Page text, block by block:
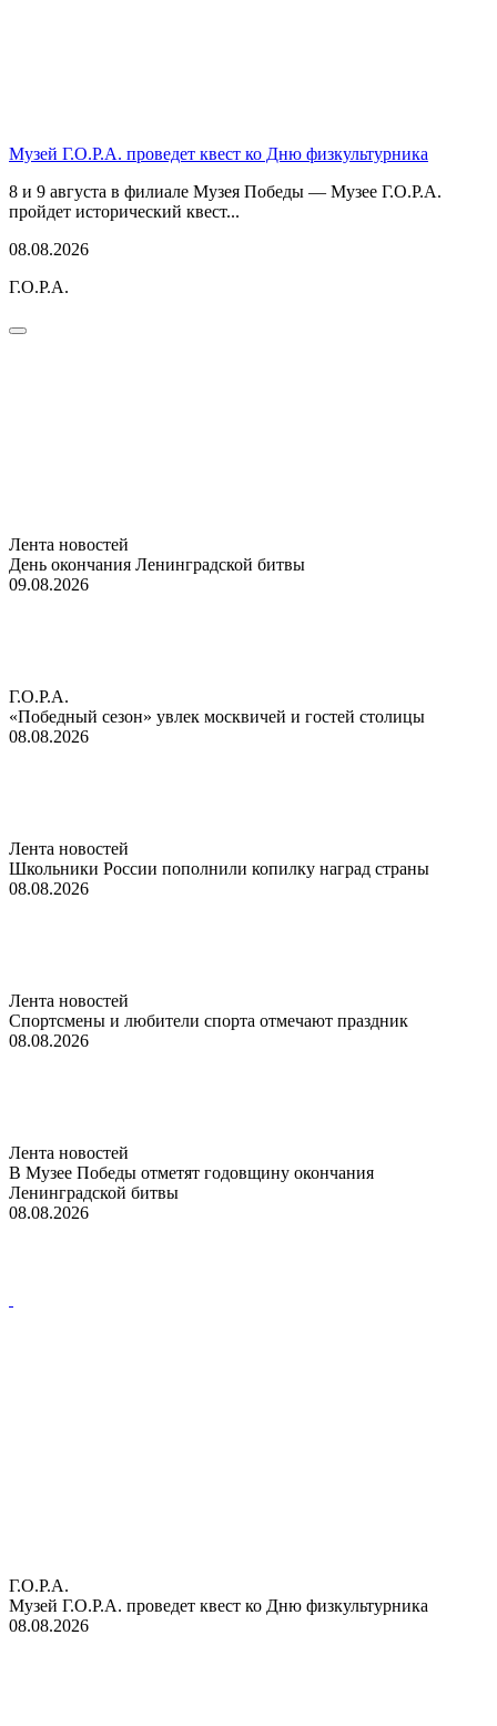
Музей Г.О.Р.А. проведет квест ко Дню физкультурника
8 и 9 августа в филиале Музея Победы — Музее Г.О.Р.А.
пройдет исторический квест...
08.08.2026
Г.О.Р.А.
Лента новостей
День окончания Ленинградской битвы
09.08.2026
Г.О.Р.А.
«Победный сезон» увлек москвичей и гостей столицы
08.08.2026
Лента новостей
Школьники России пополнили копилку наград страны
08.08.2026
Лента новостей
Спортсмены и любители спорта отмечают праздник
08.08.2026
Лента новостей
В Музее Победы отметят годовщину окончания
Ленинградской битвы
08.08.2026
Г.О.Р.А.
Музей Г.О.Р.А. проведет квест ко Дню физкультурника
08.08.2026